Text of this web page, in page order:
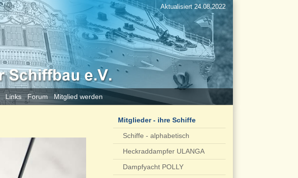
Links Forum Mitglied werden
Aktualisiert 24.08.2022
Mitglieder - ihre Schiffe
Schiffe - alphabetisch
Heckraddampfer ULANGA
Dampfyacht POLLY